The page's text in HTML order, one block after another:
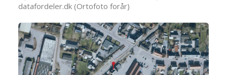
datafordeler.dk (Ortofoto forår)